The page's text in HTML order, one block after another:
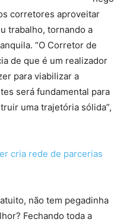
corretores aproveitar
trabalho, tornando a
“O Corretor de
de que é um realizador
para viabilizar a
será fundamental para
uma trajetória sólida”,
cria rede de parcerias
não tem pegadinha
Fechando toda a